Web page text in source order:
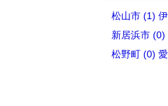
松山市 (1)
新居浜市 (0)
松野町 (0)